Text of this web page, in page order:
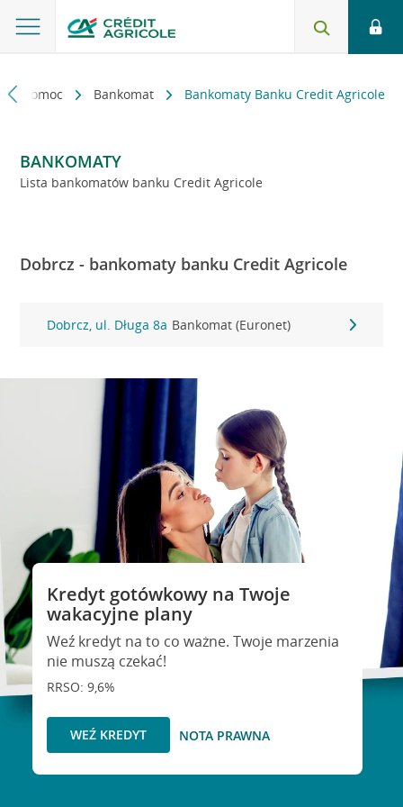
i pomoc Bankomat Bankomaty Banku Credit Agricole
BANKOMATY
Lista bankomatów banku Credit Agricole
Dobrcz - bankomaty banku Credit Agricole
Dobrcz, ul. Długa 8a Bankomat (Euronet)
Kredyt gotówkowy na Twoje
wakacyjne plany
Weź kredyt na to co ważne. Twoje marzenia
nie muszą czekać!
RRSO: 9,6%
WEŹ KREDYT NOTA PRAWNA